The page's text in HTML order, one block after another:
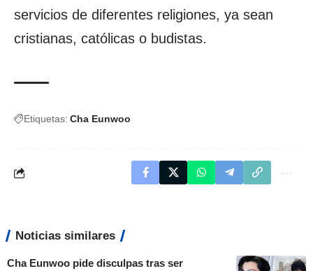
servicios de diferentes religiones, ya sean
cristianas, católicas o budistas.
Etiquetas: Cha Eunwoo
Noticias similares
Cha Eunwoo pide disculpas tras ser